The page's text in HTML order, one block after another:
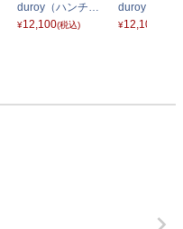
duroy（ハンチン
グ トリコットコー
¥12,100(税込)
duroy（ハン
グ トリコッ
¥12,100